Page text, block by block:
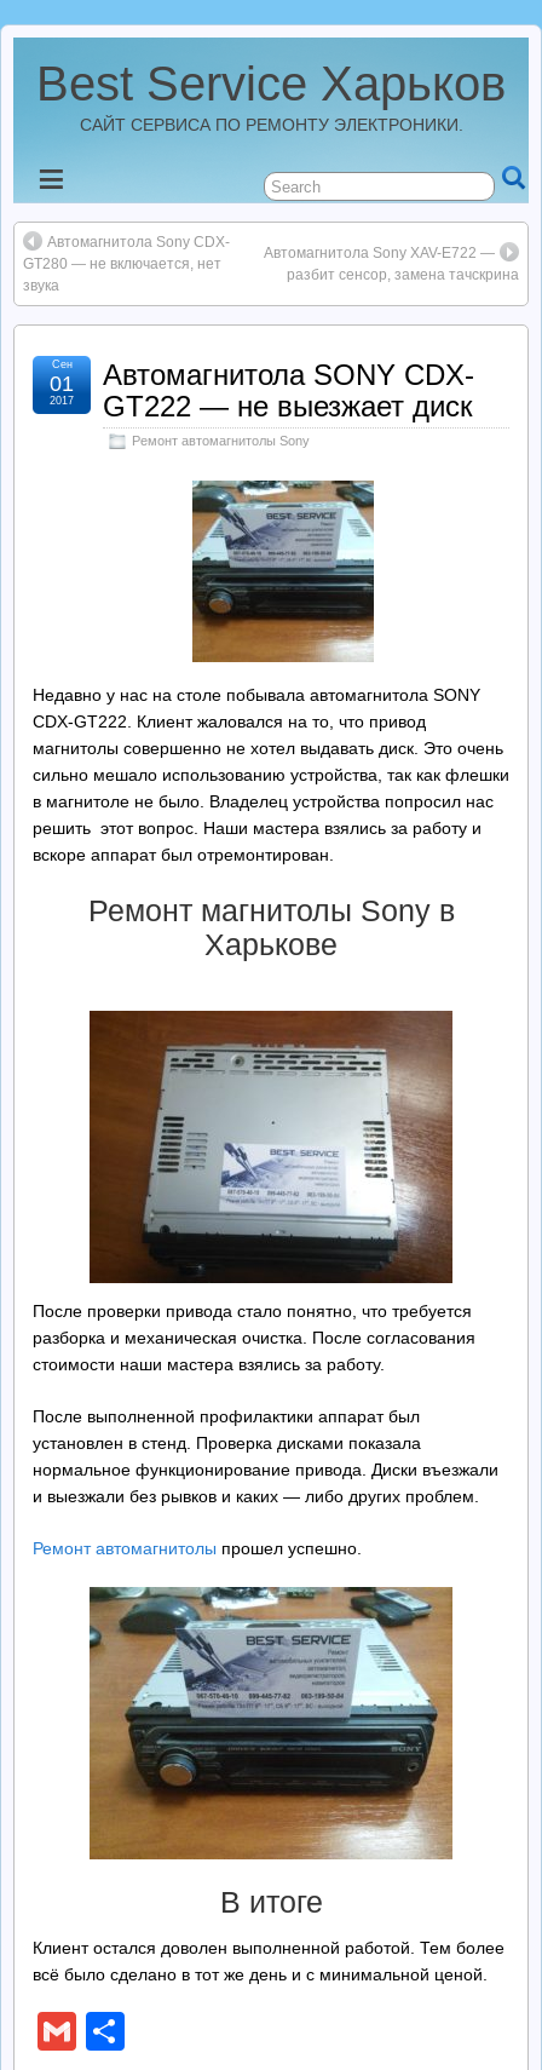
Best Service Харьков
САЙТ СЕРВИСА ПО РЕМОНТУ ЭЛЕКТРОНИКИ.
Новости
Best Service Харьков
Ремонт Автомагнитол
Ремонт StarLine
Ремонт Видеорегистраторов
Обратная Связь
Автомагнитола Sony CDX-
GT280 — не включается, нет
звука
Автомагнитола Sony XAV-E722 —
разбит сенсор, замена тачскрина
Автомагнитола SONY CDX-
GT222 — не выезжает диск
Ремонт автомагнитолы Sony
Сен
01
2017
Недавно у нас на столе побывала автомагнитола SONY
CDX-GT222. Клиент жаловался на то, что привод
магнитолы совершенно не хотел выдавать диск. Это очень
сильно мешало использованию устройства, так как флешки
в магнитоле не было. Владелец устройства попросил нас
решить этот вопрос. Наши мастера взялись за работу и
вскоре аппарат был отремонтирован.
Ремонт магнитолы Sony в
Харькове
После проверки привода стало понятно, что требуется
разборка и механическая очистка. После согласования
стоимости наши мастера взялись за работу.
После выполненной профилактики аппарат был
установлен в стенд. Проверка дисками показала
нормальное функционирование привода. Диски въезжали
и выезжали без рывков и каких — либо других проблем.
Ремонт автомагнитолы прошел успешно.
В итоге
Клиент остался доволен выполненной работой. Тем более
всё было сделано в тот же день и с минимальной ценой.
Gmail